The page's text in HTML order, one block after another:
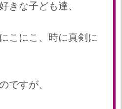
きな子ども達、
こにこ、時に真剣に
ですが、